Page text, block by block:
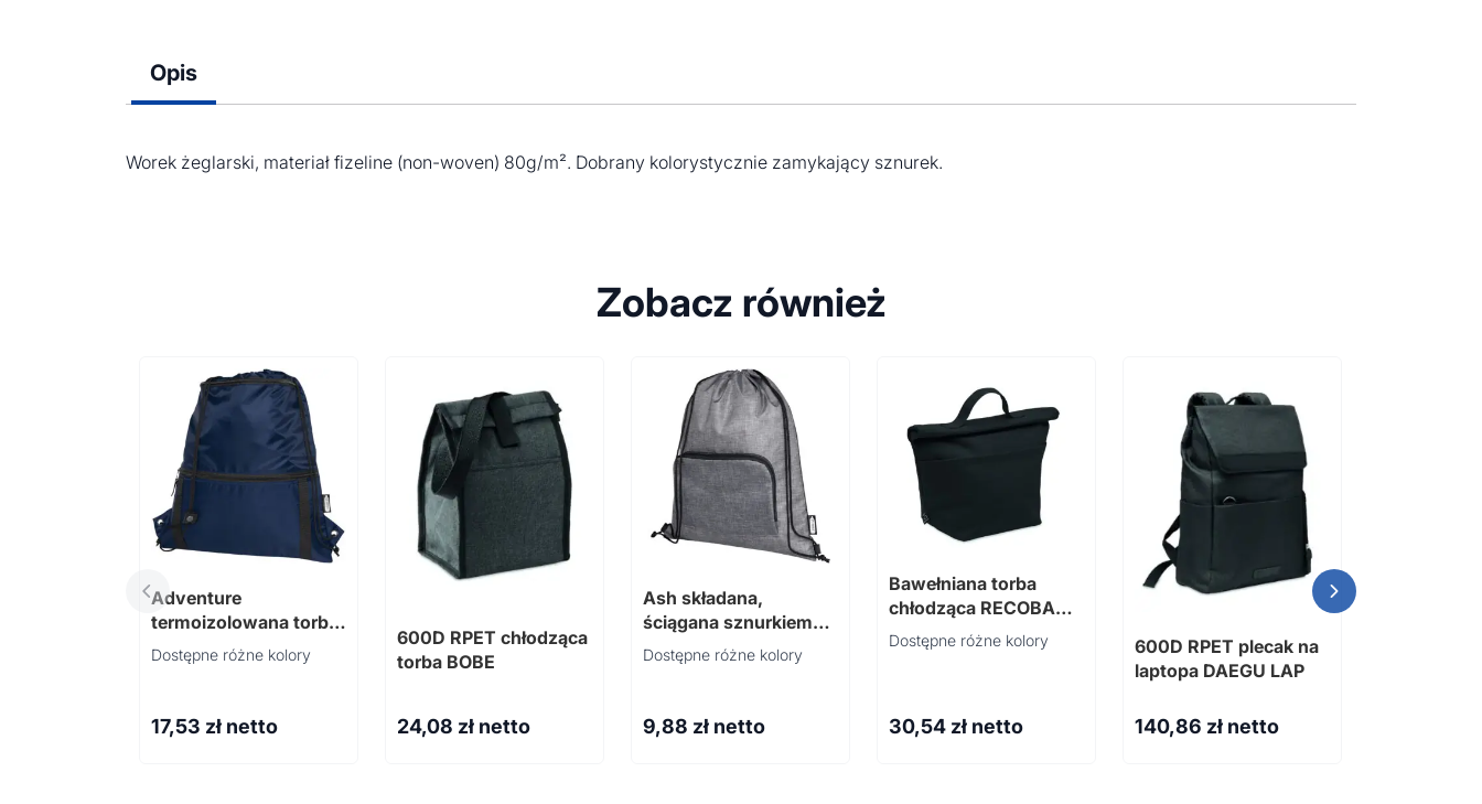
Opis
Worek żeglarski, materiał fizeline (non-woven) 80g/m². Dobrany kolorystycznie zamykający sznurek.
Zobacz również
Adventure
termoizolowana torba
ściągana sznurkiem o
pojemności 9 l z
z certyfikatem GRS
Dostępne różne kolory
17,53 zł netto
600D RPET chłodząca
torba BOBE
24,08 zł netto
Ash składana,
ściągana sznurkiem
torba o pojemności 7 l
wykonana z materiału
certyfikatem GRS
Dostępne różne kolory
9,88 zł netto
Bawełniana torba
chłodząca RECOBA
COLOUR
Dostępne różne kolory
30,54 zł netto
600D RPET plecak na
laptopa DAEGU LAP
140,86 zł netto